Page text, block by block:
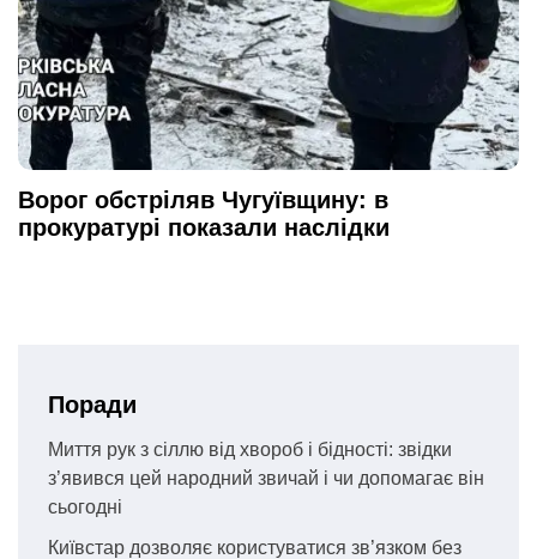
Ворог обстріляв Чугуївщину: в
прокуратурі показали наслідки
Поради
Миття рук з сіллю від хвороб і бідності: звідки
з’явився цей народний звичай і чи допомагає він
сьогодні
Київстар дозволяє користуватися зв’язком без